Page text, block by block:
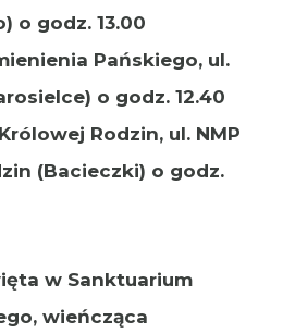
o godz. 13.00
Pańskiego, ul.
o godz. 12.40
Rodzin, ul. NMP
(Bacieczki) o godz.
w Sanktuarium
wieńcząca